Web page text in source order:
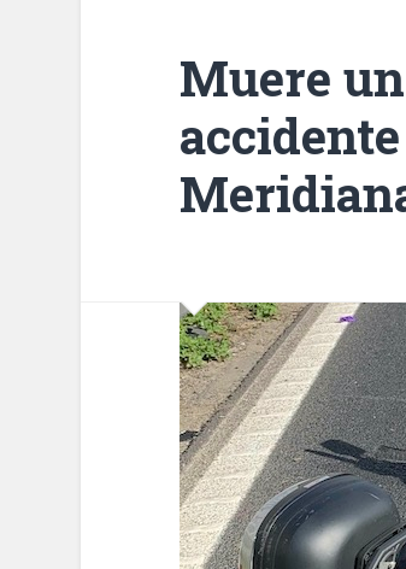
Muere